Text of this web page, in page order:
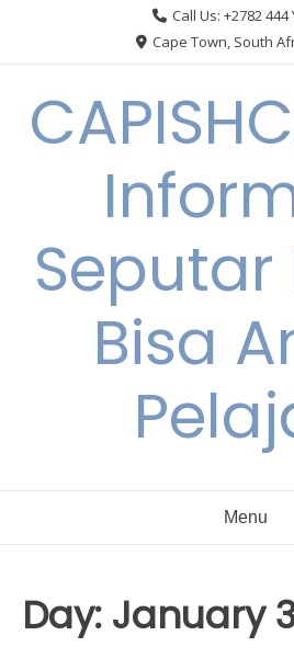
Call Us: +2782 444
Cape Town, South
Seputar
Bisa
Menu
Day: January